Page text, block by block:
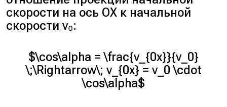
скорости на ось OX к начальной
скорости v₀:
$\cos\alpha = \frac{v_{0x}}{v_0}
\;\Rightarrow\; v_{0x} = v_0 \cdot
\cos\alpha$